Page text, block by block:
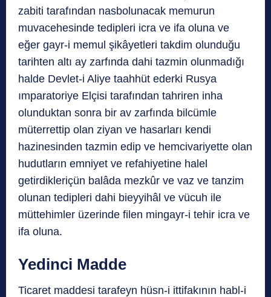
zabiti tarafından nasbolunacak memurun
muvacehesinde tedipleri icra ve ifa oluna ve
eğer gayr-i memul şikâyetleri takdim olunduğu
tarihten altı ay zarfında dahi tazmin olunmadığı
halde Devlet-i Aliye taahhüt ederki Rusya
ımparatoriye Elçisi tarafından tahriren inha
olunduktan sonra bir av zarfında bilcümle
müterrettip olan ziyan ve hasarları kendi
hazinesinden tazmin edip ve hemcivariyette olan
hudutların emniyet ve refahiyetine halel
getirdikleriçün balâda mezkûr ve vaz ve tanzim
olunan tedipleri dahi bieyyihâl ve vücuh ile
müttehimler üzerinde filen mingayr-i tehir icra ve
ifa oluna.
Yedinci Madde
Ticaret maddesi tarafeyn hüsn-i ittifakının habl-i